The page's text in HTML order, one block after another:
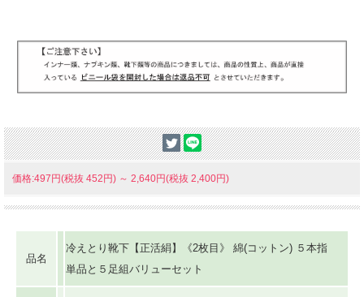
価格:497円(税抜 452円) ～ 2,640円(税抜 2,400円)
品名
冷えとり靴下【正活絹】《2枚目》 綿(コットン) ５本指
単品と５足組バリューセット